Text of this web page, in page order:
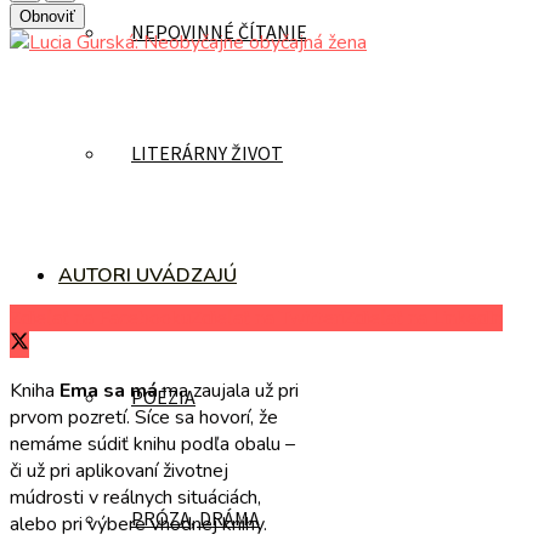
NEPOVINNÉ ČÍTANIE
LITERÁRNY ŽIVOT
AUTORI UVÁDZAJÚ
POÉZIA
PRÓZA, DRÁMA
Obnoviť
Kniha Ema sa máma zaujala už pri
prvom pozretí. Síce sa hovorí, že
nemáme súdiť knihu podľa obalu –
či už pri aplikovaní životnej
múdrosti v reálnych situáciách,
alebo pri výbere vhodnej knihy.